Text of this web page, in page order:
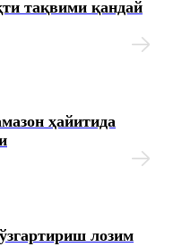
тақвими қандай
ҳайитида
лозим